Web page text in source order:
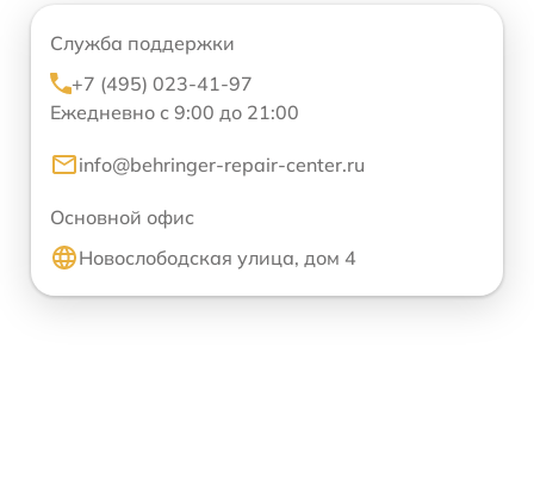
Служба поддержки
+7 (495) 023-41-97
Ежедневно с 9:00 до 21:00
info@behringer-repair-center.ru
Основной офис
Новослободская улица, дом 4